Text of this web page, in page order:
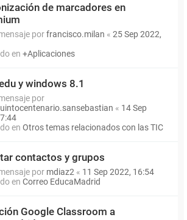
de marcadores en
porfrancisco.milan « 25 Sep 2022,
en +Aplicaciones
y windows 8.1
por
« 14 Sep
en Otros temas relacionados con las TIC
contactos y grupos
por mdiaz2 « 11 Sep 2022, 16:54
en Correo EducaMadrid
Google Classroom a